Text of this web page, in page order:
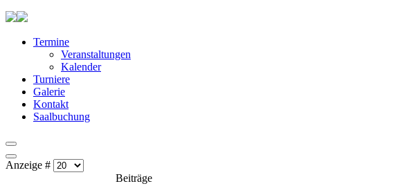
Termine
Veranstaltungen
Kalender
Turniere
Galerie
Kontakt
Saalbuchung
Anzeige #
Beiträge